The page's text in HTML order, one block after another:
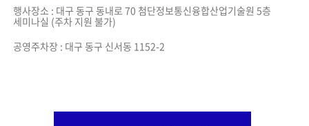
행사장소 : 대구 동구 동내로 70 첨단정보통신융합산업기술원 5층
세미나실 (주차 지원 불가)
공영주차장 : 대구 동구 신서동 1152-2